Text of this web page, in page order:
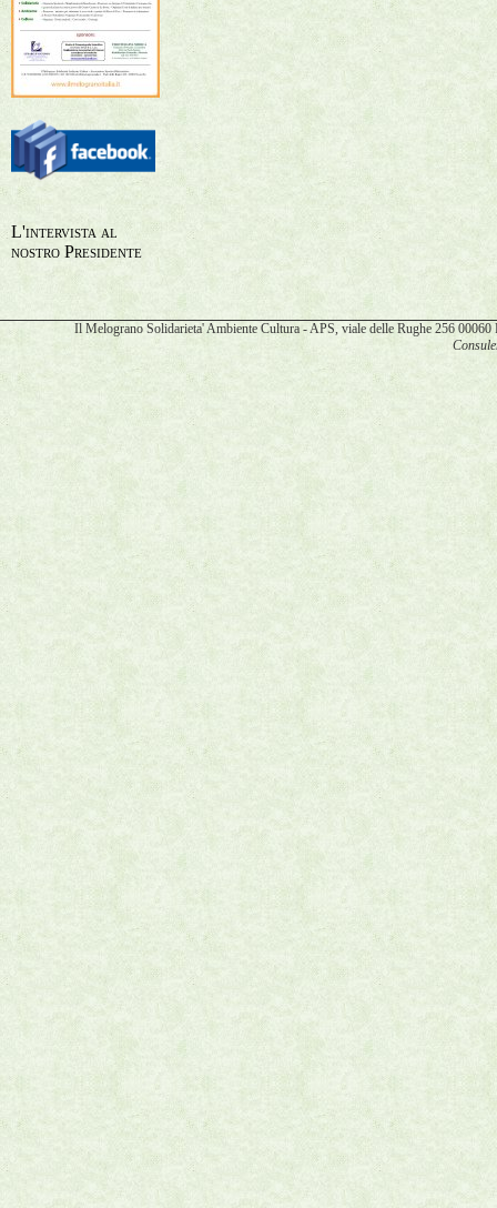
L'intervista al
nostro Presidente
Il Melograno Solidarieta' Ambiente Cultura - APS, viale delle Rughe 256